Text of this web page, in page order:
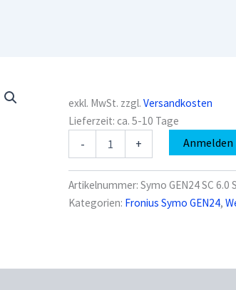
exkl. MwSt. zzgl.Versandkosten
Lieferzeit:ca. 5-10 Tage
-
Symo
SC
6.0
Standard
+ Anmelden
Artikelnummer:Symo GEN24 SC 6.0
Kategorien: Fronius Symo GEN24,